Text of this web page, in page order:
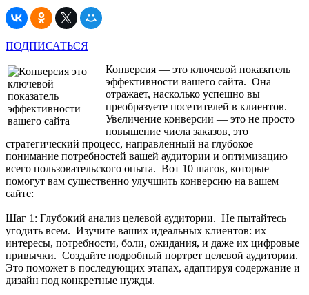
ПОДПИСАТЬСЯ
Конверсия — это ключевой показатель
эффективности вашего сайта. Она
отражает, насколько успешно вы
преобразуете посетителей в клиентов.
Увеличение конверсии — это не просто
повышение числа заказов, это
стратегический процесс, направленный на глубокое
понимание потребностей вашей аудитории и оптимизацию
всего пользовательского опыта. Вот 10 шагов, которые
помогут вам существенно улучшить конверсию на вашем
сайте:
Шаг 1: Глубокий анализ целевой аудитории. Не пытайтесь
угодить всем. Изучите ваших идеальных клиентов: их
интересы, потребности, боли, ожидания, и даже их цифровые
привычки. Создайте подробный портрет целевой аудитории.
Это поможет в последующих этапах, адаптируя содержание и
дизайн под конкретные нужды.
Максим